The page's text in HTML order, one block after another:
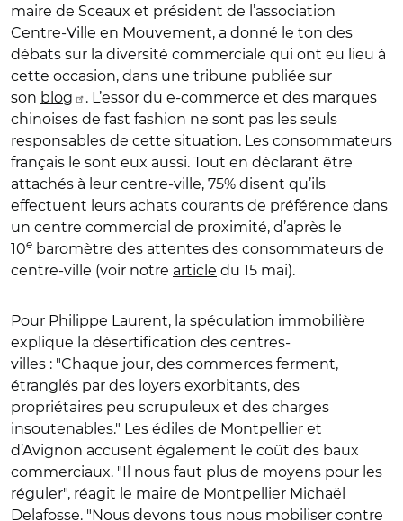
maire de Sceaux et président de l’association
Centre-Ville en Mouvement, a donné le ton des
débats sur la diversité commerciale qui ont eu lieu à
cette occasion, dans une tribune publiée sur
son blog
. L’essor du e-commerce et des marques
chinoises de fast fashion ne sont pas les seuls
responsables de cette situation. Les consommateurs
français le sont eux aussi. Tout en déclarant être
attachés à leur centre-ville, 75% disent qu’ils
effectuent leurs achats courants de préférence dans
un centre commercial de proximité, d’après le
10e baromètre des attentes des consommateurs de
centre-ville (voir notre article du 15 mai).
Pour Philippe Laurent, la spéculation immobilière
explique la désertification des centres-
villes : "Chaque jour, des commerces ferment,
étranglés par des loyers exorbitants, des
propriétaires peu scrupuleux et des charges
insoutenables." Les édiles de Montpellier et
d’Avignon accusent également le coût des baux
commerciaux. "Il nous faut plus de moyens pour les
réguler", réagit le maire de Montpellier Michaël
Delafosse. "Nous devons tous nous mobiliser contre